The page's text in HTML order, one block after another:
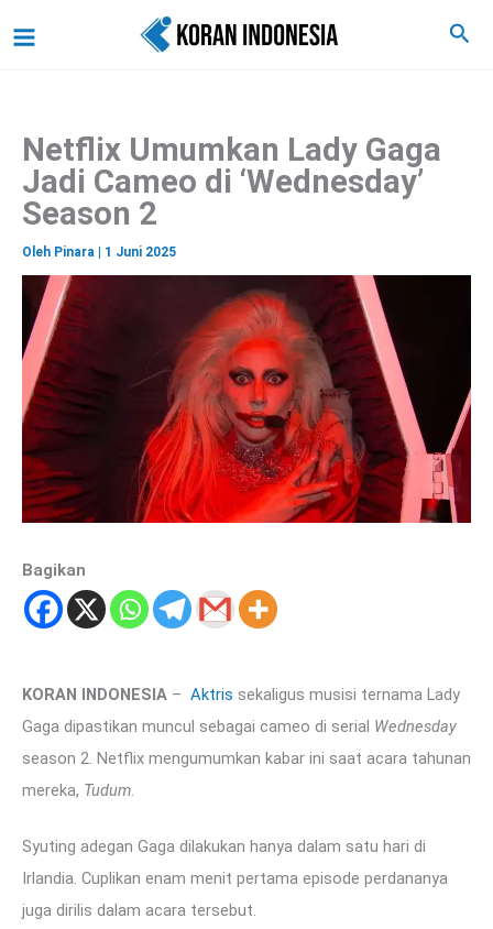
ke
Cari
Netflix Umumkan Lady Gaga
Jadi Cameo di ‘Wednesday’
Season 2
Oleh Pinara 1 Juni 2025
Bagikan
KORAN INDONESIA – Aktris sekaligus musisi ternama Lady
Gaga dipastikan muncul sebagai cameo di serial Wednesday
season 2. Netflix mengumumkan kabar ini saat acara tahunan
mereka, Tudum.
Syuting adegan Gaga dilakukan hanya dalam satu hari di
Irlandia. Cuplikan enam menit pertama episode perdananya
juga dirilis dalam acara tersebut.
a